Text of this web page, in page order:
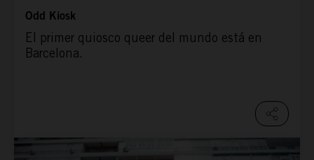
Odd Kiosk
El primer quiosco queer del mundo está en
Barcelona.